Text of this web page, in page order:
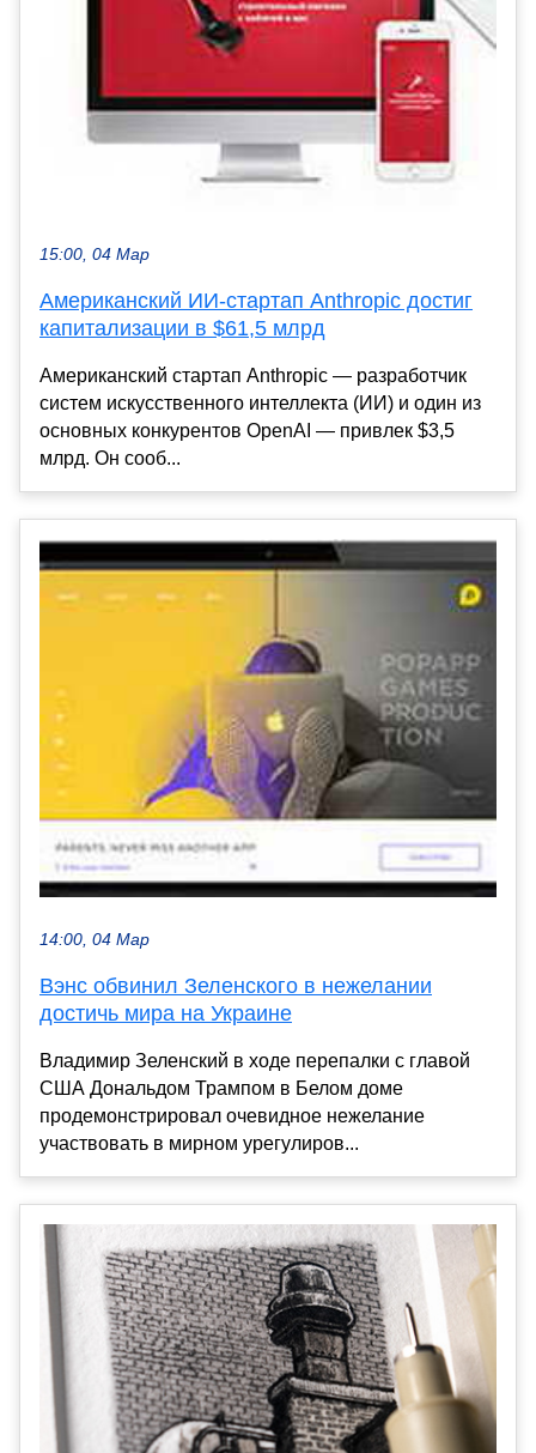
15:00, 04 Мар
Американский ИИ-стартап Anthropic достиг
капитализации в $61,5 млрд
Американский стартап Anthropic — разработчик
систем искусственного интеллекта (ИИ) и один из
основных конкурентов OpenAI — привлек $3,5
млрд. Он сооб...
14:00, 04 Мар
Вэнс обвинил Зеленского в нежелании
достичь мира на Украине
Владимир Зеленский в ходе перепалки с главой
США Дональдом Трампом в Белом доме
продемонстрировал очевидное нежелание
участвовать в мирном урегулиров...